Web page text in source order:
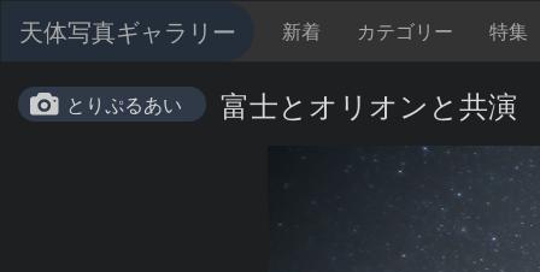
天体写真ギャラリー 新着 カテゴリー 特集
とりぷるあい 富士とオリオンと共演